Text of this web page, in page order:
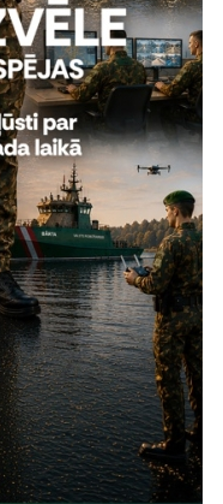
noderīga?